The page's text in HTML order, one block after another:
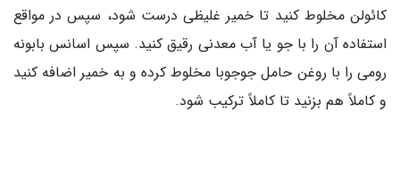
کائولن مخلوط کنید تا خمیر غلیظی درست شود، سپس در مواقع
استفاده آن را با جو یا آب معدنی رقیق کنید. سپس اسانس بابونه
رومی را با روغن حامل جوجوبا مخلوط کرده و به خمیر اضافه کنید
و کاملاً هم بزنید تا کاملاً ترکیب شود.